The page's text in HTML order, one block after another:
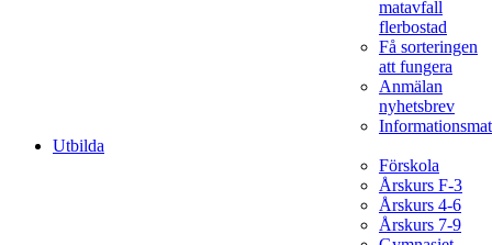
matavfall
flerbostad
Få sorteringen
att fungera
Anmälan
nyhetsbrev
Utbilda
Förskola
Årskurs F-3
Årskurs 4-6
Årskurs 7-9